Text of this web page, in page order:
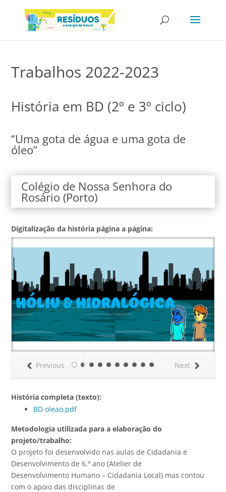
Trabalhos 2022-2023
História em BD (2º e 3º ciclo)
“Uma gota de água e uma gota de
óleo”
Colégio de Nossa Senhora do
Rosário (Porto)
Digitalização da história página a página:
Next
Previous
História completa (texto):
BD oleao.pdf
Metodologia utilizada para a elaboração do
projeto/trabalho:
O projeto foi desenvolvido nas aulas de Cidadania e
Desenvolvimento de 6.º ano (Atelier de
Desenvolvimento Humano – Cidadania Local) mas contou
com o apoio das disciplinas de